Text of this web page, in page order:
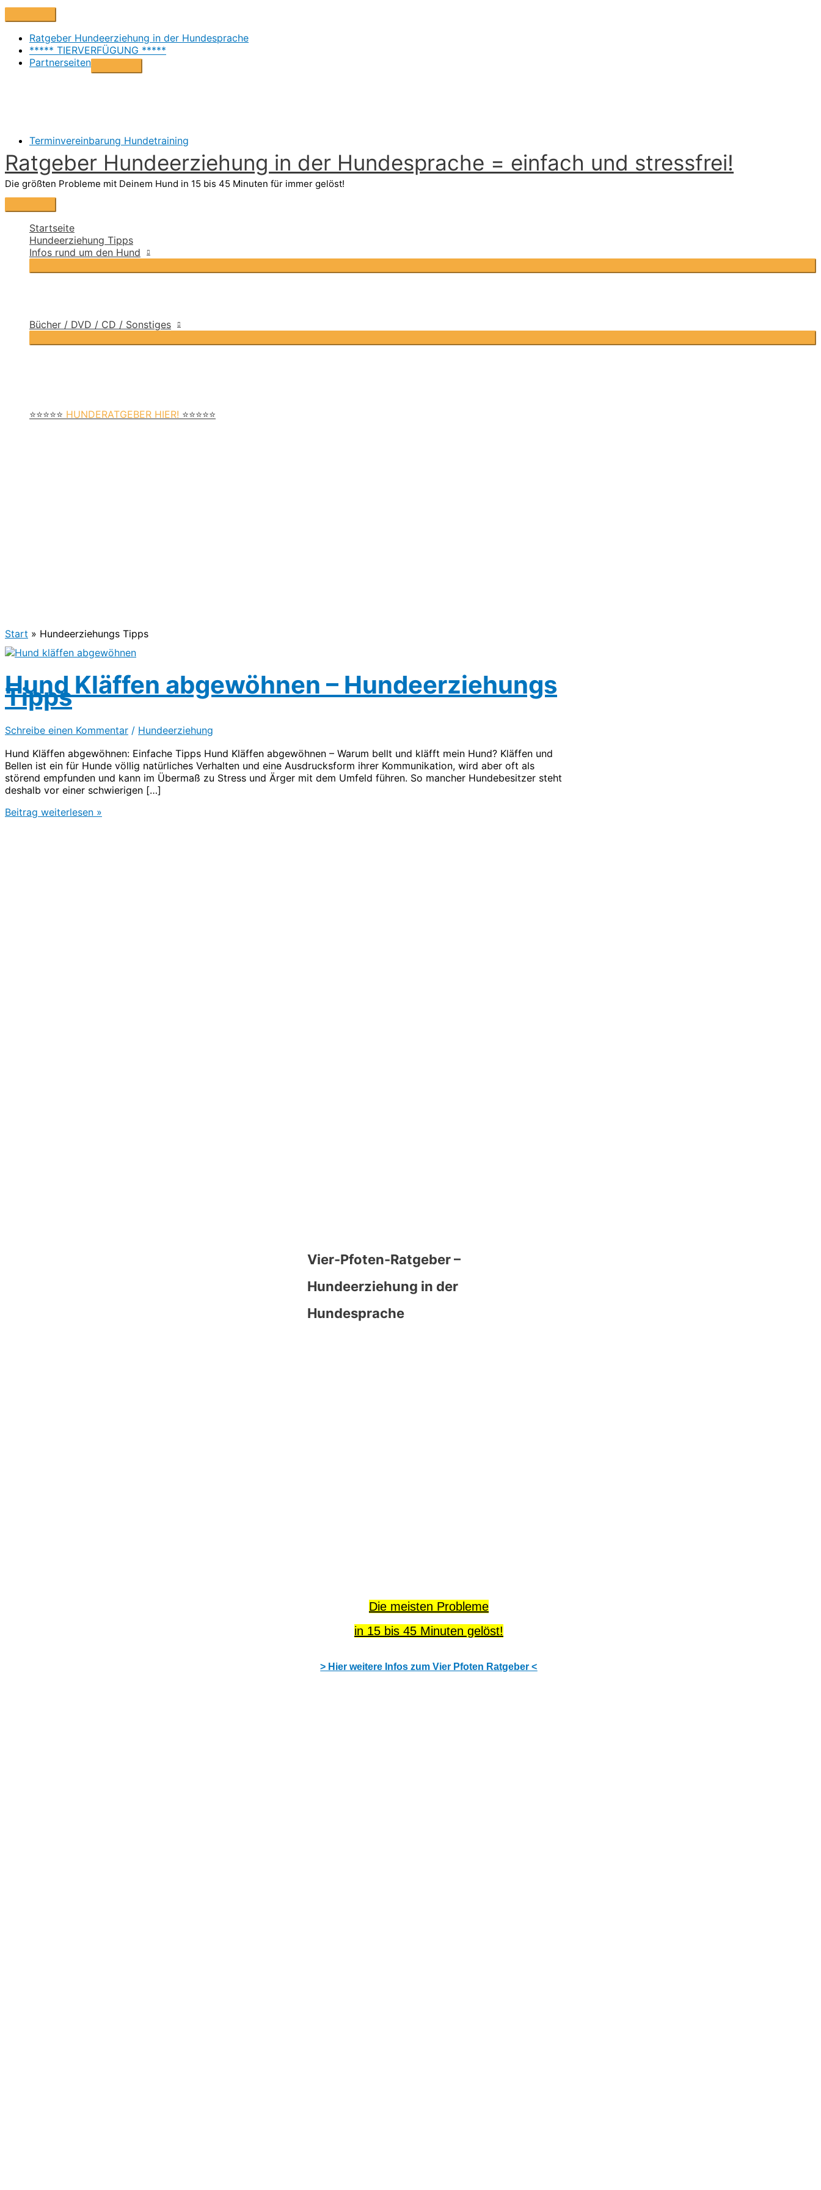
Zum
Inhalt
springen
Above
Header
Ratgeber Hundeerziehung in der Hundesprache
***** TIERVERFÜGUNG *****
Partnerseiten
Terminvereinbarung Hundetraining
Ratgeber Hundeerziehung in der Hundesprache = einfach und stressfrei!
Die größten Probleme mit Deinem Hund in 15 bis 45 Minuten für immer gelöst!
Hauptmenü
Startseite
Hundeerziehung Tipps
Infos rund um den Hund
Bücher / DVD / CD / Sonstiges
⭐⭐⭐⭐⭐ HUNDERATGEBER HIER! ⭐⭐⭐⭐⭐
Start Hundeerziehungs Tipps
Hund Kläffen abgewöhnen – Hundeerziehungs
Tipps
Schreibe einen Kommentar / Hundeerziehung
Hund Kläffen abgewöhnen: Einfache Tipps Hund Kläffen abgewöhnen – Warum bellt und kläfft mein Hund? Kläffen und
Bellen ist ein für Hunde völlig natürliches Verhalten und eine Ausdrucksform ihrer Kommunikation, wird aber oft als
störend empfunden und kann im Übermaß zu Stress und Ärger mit dem Umfeld führen. So mancher Hundebesitzer steht
deshalb vor einer schwierigen […]
Hund
Beitrag weiterlesen »
Vier-Pfoten-Ratgeber –
Hundeerziehung in der
Hundesprache
Die meisten Probleme
in 15 bis 45 Minuten gelöst!
> Hier weitere Infos zum Vier Pfoten Ratgeber <